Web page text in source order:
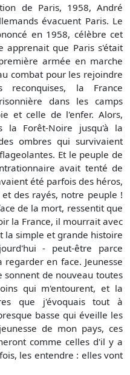
de Paris, 1958, André
évacuent Paris. Le
en 1958, célèbre cet
apprenait que Paris s'était
armée en marche
combat pour les rejoindre
reconquises, la France
dans les camps
et celle de l'enfer. Alors,
la Forêt-Noire jusqu'à la
ombres qui survivaient
Et le peuple de
avait tenté de
été parfois des héros,
des rayés, notre peuple !
de la mort, ressentit que
la France, il mourrait avec
la simple et grande histoire
- peut-être parce
en face. Jeunesse
de nouveau toutes
qui m'entourent, et la
que j'évoquais tout à
basse qui éveille les
de mon pays, ces
comme celles d'il y a
les entendre : elles vont